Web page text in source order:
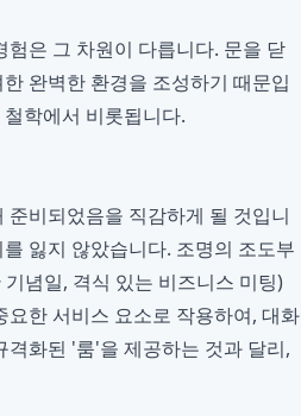
험은 그 차원이 다릅니다. 문을 닫
완벽한 환경을 조성하기 때문입
학에서 비롯됩니다.
비되었음을 직감하게 될 것입니
잃지 않았습니다. 조명의 조도부
념일, 격식 있는 비즈니스 미팅)
한 서비스 요소로 작용하여, 대화
화된 '룸'을 제공하는 것과 달리,